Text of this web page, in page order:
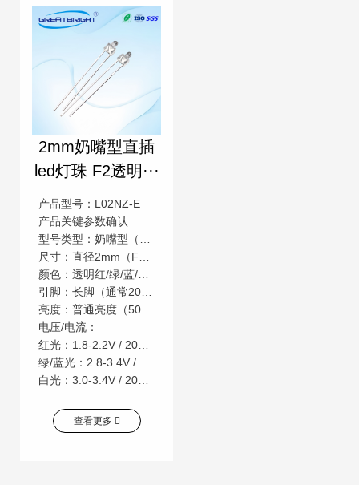
2mm奶嘴型直插
led灯珠 F2透明···
产品型号：L02NZ-E
产品关键参数确认
型号类型：奶嘴型（草帽头/圆头）直插LED
尺寸：直径2mm（F2规格，部分厂家标注为φ2mm）
颜色：透明红/绿/蓝/白光（需确认是否为单色或RGB）
引脚：长脚（通常20-30mm，适合手工焊接或穿孔PCB）
亮度：普通亮度（500-2000mcd）或超高亮（可选）
电压/电流：
红光：1.8-2.2V / 20mA
绿/蓝光：2.8-3.4V / 20mA
白光：3.0-3.4V / 20mA
查看更多